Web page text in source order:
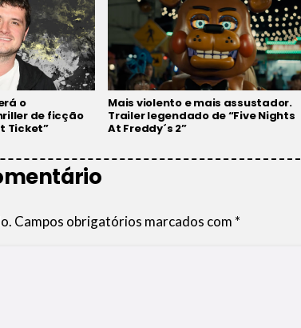
o
de ficção
Ticket”
Mais violento e mais assustador.
Trailer legendado de “Five Nights
At Freddy´s 2”
Campos obrigatórios marcados com *